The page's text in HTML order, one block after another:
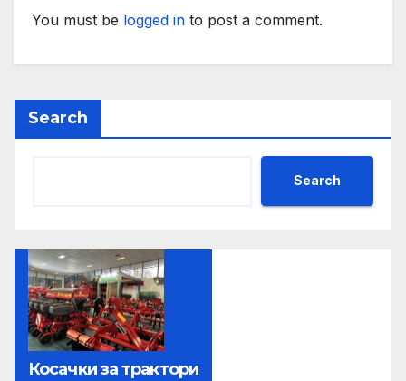
You must be logged in to post a comment.
Search
Search
Косачки за трактори